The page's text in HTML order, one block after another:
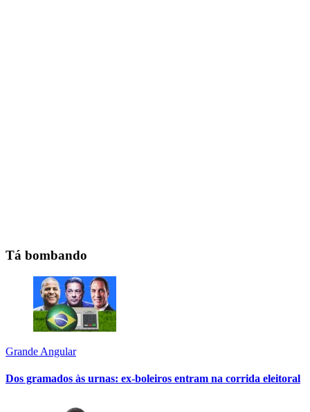
Tá bombando
Grande Angular
Dos gramados às urnas: ex-boleiros entram na corrida eleitoral